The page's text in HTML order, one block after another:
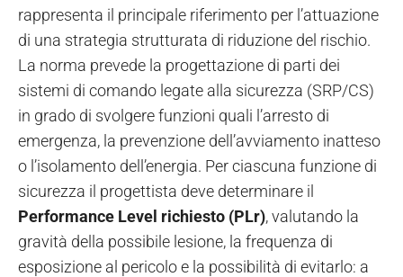
rappresenta il principale riferimento per l’attuazione
di una strategia strutturata di riduzione del rischio.
La norma prevede la progettazione di parti dei
sistemi di comando legate alla sicurezza (SRP/CS)
in grado di svolgere funzioni quali l’arresto di
emergenza, la prevenzione dell’avviamento inatteso
o l’isolamento dell’energia. Per ciascuna funzione di
sicurezza il progettista deve determinare il
Performance Level richiesto (PLr), valutando la
gravità della possibile lesione, la frequenza di
esposizione al pericolo e la possibilità di evitarlo: a